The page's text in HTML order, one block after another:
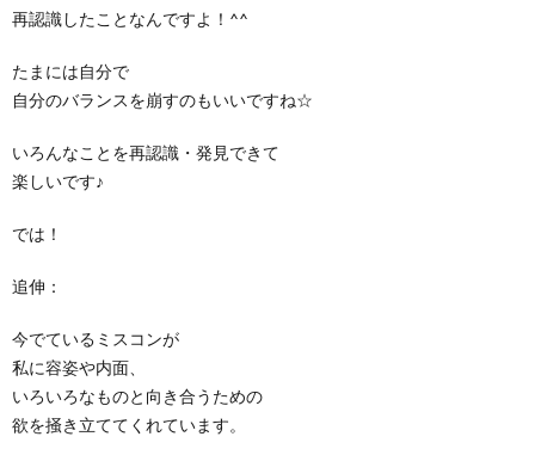
再認識したことなんですよ！^^
たまには自分で
自分のバランスを崩すのもいいですね☆
いろんなことを再認識・発見できて
楽しいです♪
では！
追伸：
今でているミスコンが
私に容姿や内面、
いろいろなものと向き合うための
欲を掻き立ててくれています。